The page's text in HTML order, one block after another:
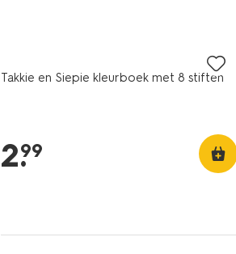
Takkie en Siepie kleurboek met 8 stiften
2.
99